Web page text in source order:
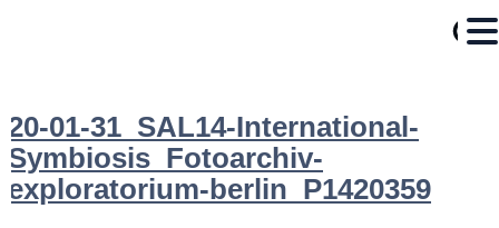
20-01-31_SAL14-International-
Symbiosis_Fotoarchiv-
exploratorium-berlin_P1420359